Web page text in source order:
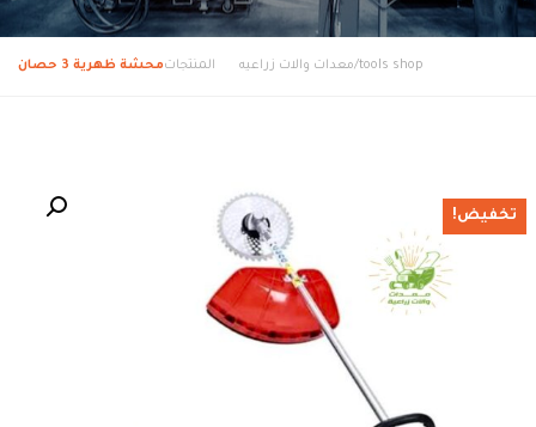
tools shop/معدات والات زراعيه المنتجاتمحشة ظهرية 3 حصان
تخفيض!